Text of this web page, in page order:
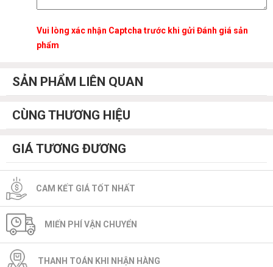
Vui lòng xác nhận Captcha trước khi gửi Đánh giá sản
phẩm
SẢN PHẨM LIÊN QUAN
CÙNG THƯƠNG HIỆU
GIÁ TƯƠNG ĐƯƠNG
CAM KẾT GIÁ TỐT NHẤT
MIẾN PHÍ VẬN CHUYỂN
THANH TOÁN KHI NHẬN HÀNG